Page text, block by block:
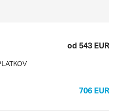
od 543 EUR
706 EUR